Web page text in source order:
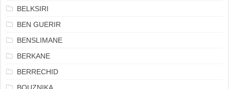
BELKSIRI
BEN GUERIR
BENSLIMANE
BERKANE
BERRECHID